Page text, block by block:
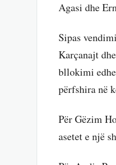
Agasi dhe
Sipas
Karçanajt
bllokimi
përfshira në
Për Gëzim
asetet e një